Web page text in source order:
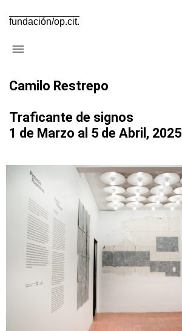
fundación/op.cit.
Camilo Restrepo
Traficante de signos
1 de Marzo al 5 de Abril, 2025